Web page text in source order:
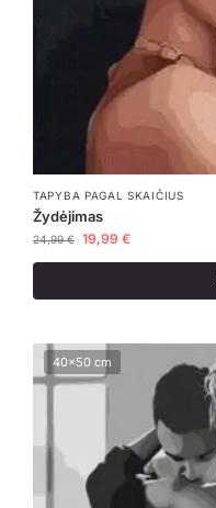
TAPYBA PAGAL SKAIČIUS
Žydėjimas
24,99€ 19,99 €
40x50 cm